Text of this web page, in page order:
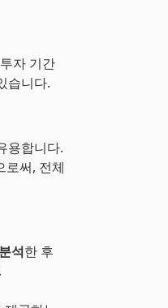
자 기간
습니다.
용합니다.
로써, 전체
석한 후